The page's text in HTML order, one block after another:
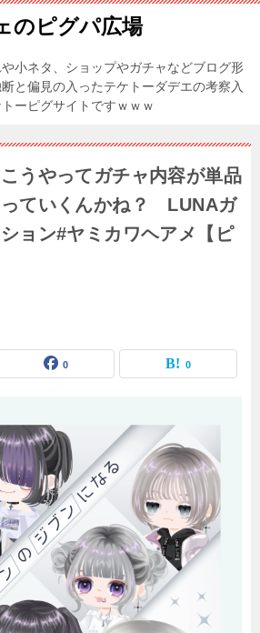
のピグパ広場
小ネタ、ショップやガチャなどブログ形
と偏見の入ったテケトーダデエの考察入
ーピグサイトですｗｗｗ
こうやってガチャ内容が単品
っていくんかね？ LUNAガ
ョン#ヤミカワヘアメ【ピ
0 0